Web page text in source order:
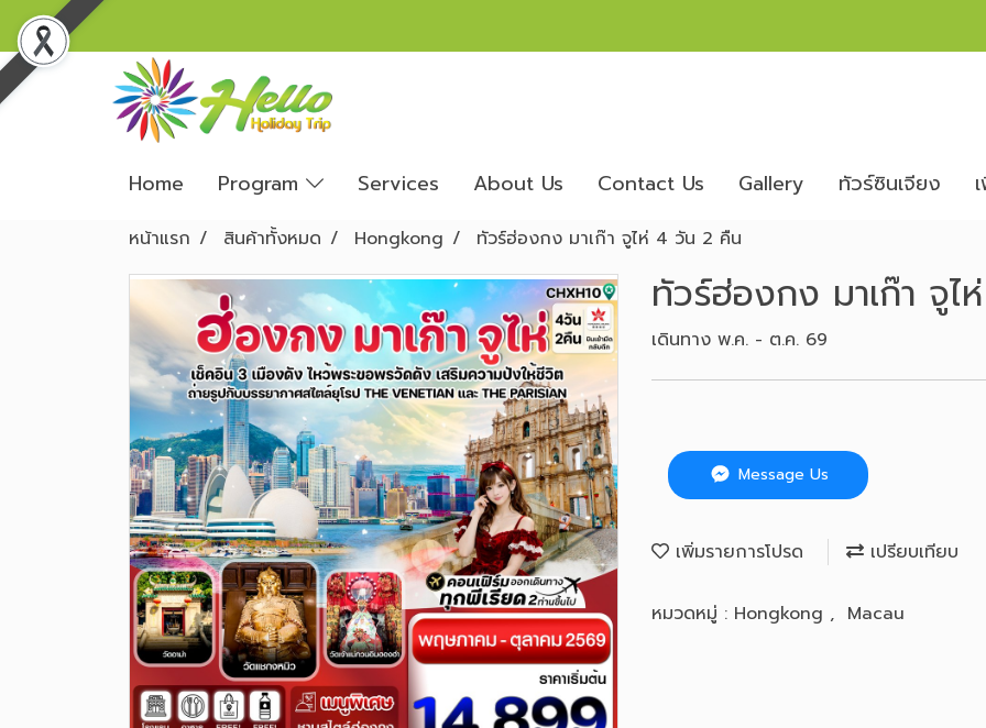
Home Program Services About Us Contact Us Gallery ทัวร์ซินเจียง
หน้าแรก สินค้าทั้งหมด Hongkong ทัวร์ฮ่องกง มาเก๊า จูไห่ 4 วัน 2 คืน
ทัวร์ฮ่องกง มาเก๊า จู
เดินทาง พ.ค. - ต.ค. 69
Message Us
เพิ่มรายการโปรด เปรียบเทียบ
หมวดหมู่ : Hongkong , Macau